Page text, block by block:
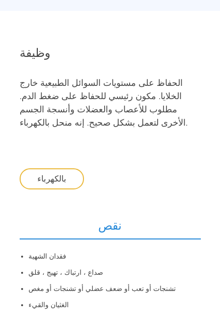
وظيفة
الحفاظ على مستويات السوائل الطبيعية خارج
الخلايا. مكون رئيسي للحفاظ على ضغط الدم.
مطلوب للأعصاب والعضلات وأنسجة الجسم
الأخرى لتعمل بشكل صحيح. إنه منحل بالكهرباء.
بالكهرباء
نقص
فقدان الشهية
صداع ، ارتباك ، تهيج ، قلق
تشنجات أو تعب أو ضعف عضلي أو تشنجات أو مغص
الغثيان والقيء